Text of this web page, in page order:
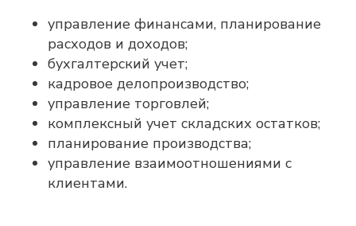
управление финансами, планирование
расходов и доходов;
бухгалтерский учет;
кадровое делопроизводство;
управление торговлей;
комплексный учет складских остатков;
планирование производства;
управление взаимоотношениями с
клиентами.